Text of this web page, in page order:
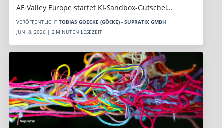
AE Valley Europe startet KI-Sandbox-Gutschei…
VERÖFFENTLICHT TOBIAS GOECKE (GÖCKE) - SUPRATIX GMBH
JUNI 8, 2026 | 2 MINUTEN LESEZEIT